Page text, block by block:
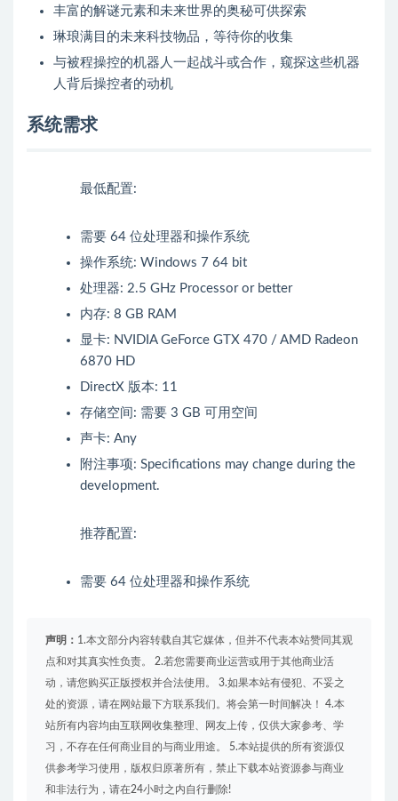
丰富的解谜元素和未来世界的奥秘可供探索
琳琅满目的未来科技物品，等待你的收集
与被程操控的机器人一起战斗或合作，窥探这些机器
人背后操控者的动机
系统需求
最低配置:
需要 64 位处理器和操作系统
操作系统: Windows 7 64 bit
处理器: 2.5 GHz Processor or better
内存: 8 GB RAM
显卡: NVIDIA GeForce GTX 470 / AMD Radeon
6870 HD
DirectX 版本: 11
存储空间: 需要 3 GB 可用空间
声卡: Any
附注事项: Specifications may change during the
development.
推荐配置:
需要 64 位处理器和操作系统
声明： 1.本文部分内容转载自其它媒体，但并不代表本站赞同其观
点和对其真实性负责。 2.若您需要商业运营或用于其他商业活
动，请您购买正版授权并合法使用。 3.如果本站有侵犯、不妥之
处的资源，请在网站最下方联系我们。将会第一时间解决！ 4.本
站所有内容均由互联网收集整理、网友上传，仅供大家参考、学
习，不存在任何商业目的与商业用途。 5.本站提供的所有资源仅
供参考学习使用，版权归原著所有，禁止下载本站资源参与商业
和非法行为，请在24小时之内自行删除!